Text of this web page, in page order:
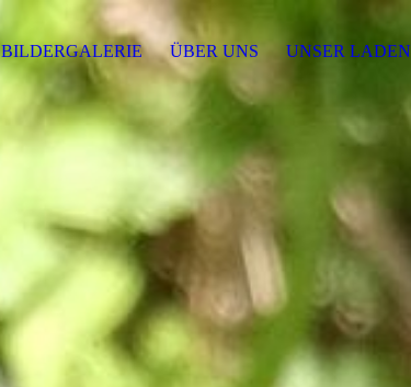
BILDERGALERIE ÜBER UNS UNSER LADEN